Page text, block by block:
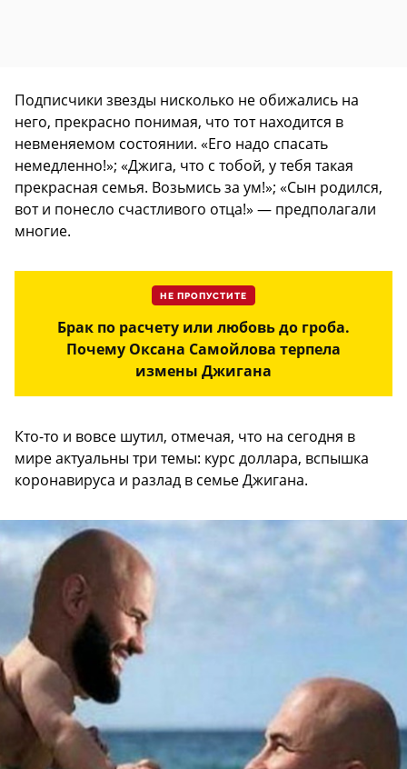
Подписчики звезды нисколько не обижались на
него, прекрасно понимая, что тот находится в
невменяемом состоянии. «Его надо спасать
немедленно!»; «Джига, что с тобой, у тебя такая
прекрасная семья. Возьмись за ум!»; «Сын родился,
вот и понесло счастливого отца!» — предполагали
многие.
НЕ ПРОПУСТИТЕ
Брак по расчету или любовь до гроба.
Почему Оксана Самойлова терпела
измены Джигана
Кто-то и вовсе шутил, отмечая, что на сегодня в
мире актуальны три темы: курс доллара, вспышка
коронавируса и разлад в семье Джигана.